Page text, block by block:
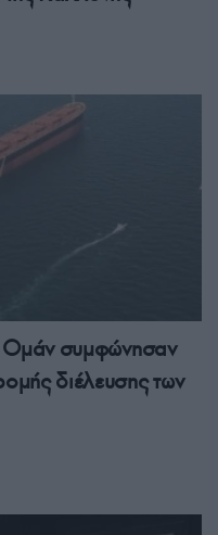
Ομάν συμφώνησαν
διέλευσης των